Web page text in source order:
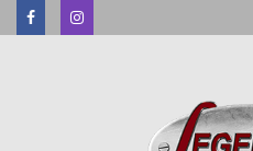
FacebookInstagram